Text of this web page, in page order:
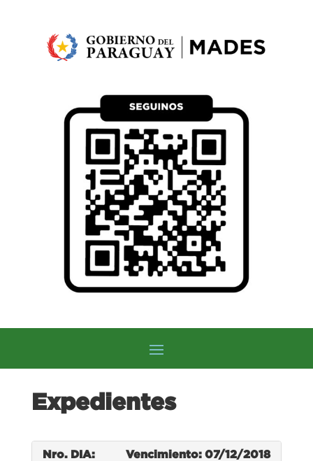
Expedientes
Nro. DIA: Vencimiento: 07/12/2018